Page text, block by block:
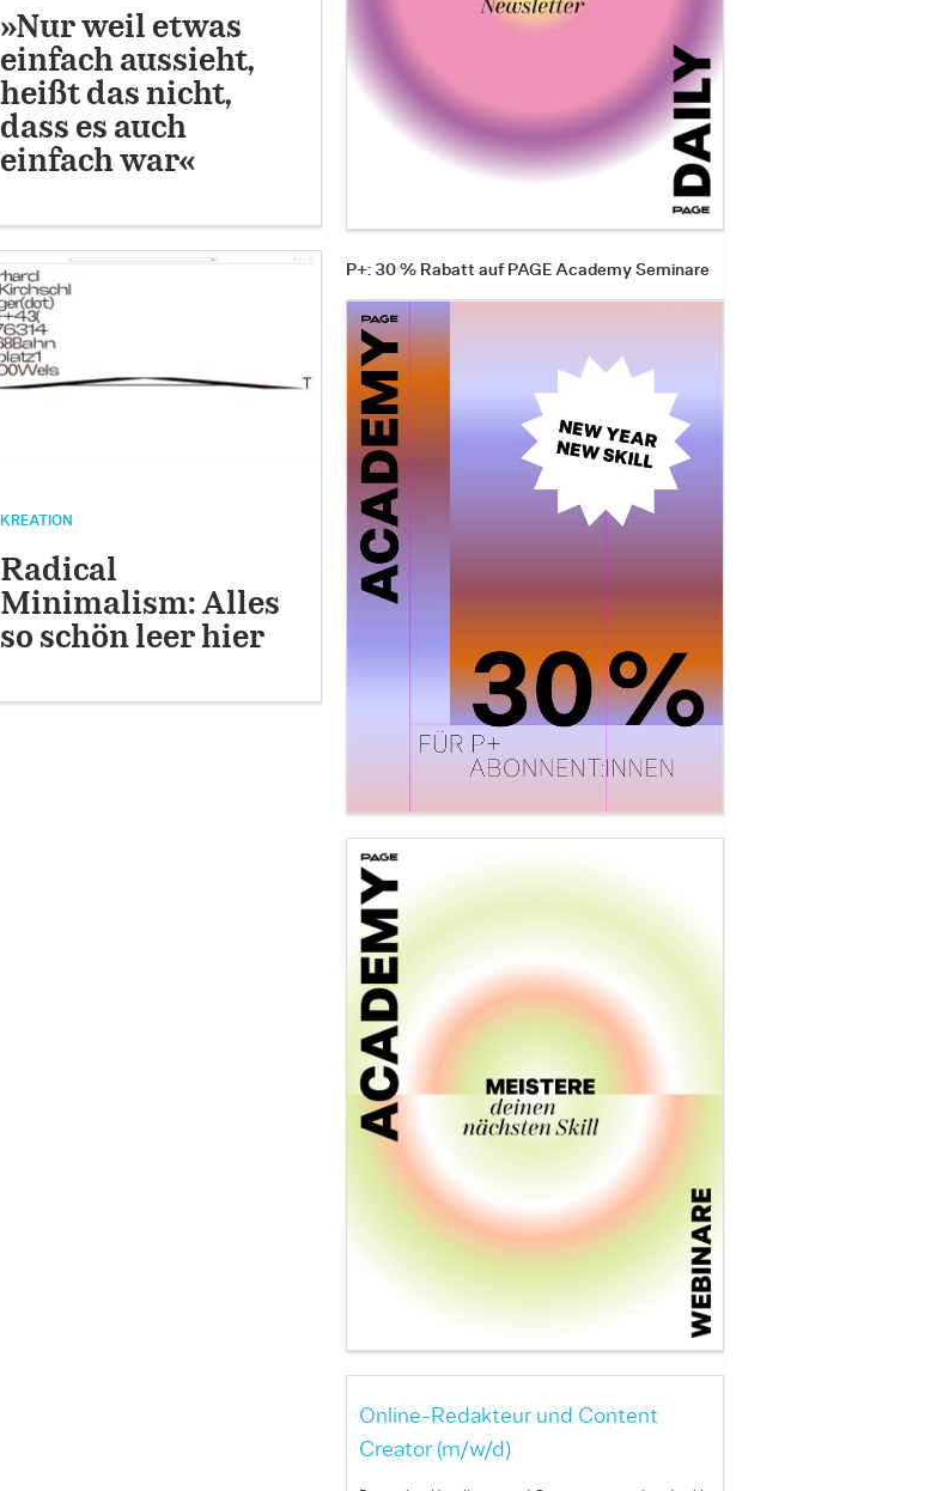
»Nur weil etwas
einfach aussieht,
heißt das nicht,
dass es auch
einfach war«
KREATION
Radical
Minimalism: Alles
so schön leer hier
P+: 30 % Rabatt auf PAGE Academy Seminare
Online-Redakteur und Content
Creator (m/w/d)